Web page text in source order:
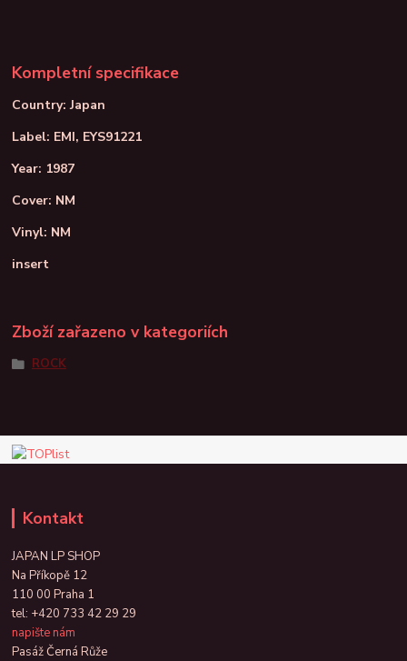
Kompletní specifikace
Country: Japan
Label: EMI, EYS91221
Year: 1987
Cover: NM
Vinyl: NM
insert
Zboží zařazeno v kategoriích
ROCK
Kontakt
JAPAN LP SHOP
Na Příkopě 12
110 00 Praha 1
tel: +420 733 42 29 29
napište nám
Pasáž Černá Růže